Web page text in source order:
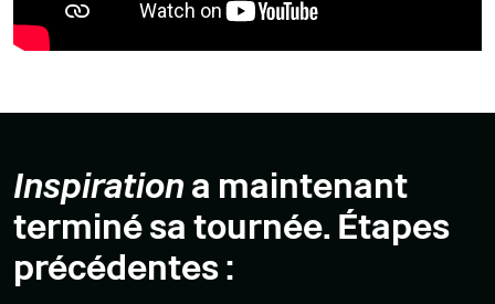
Inspirationa maintenant
terminé sa tournée. Étapes
précédentes :